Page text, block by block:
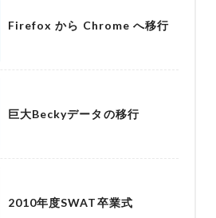
Firefox から Chrome へ移行
巨大Beckyデータの移行
2010年度SWAT卒業式